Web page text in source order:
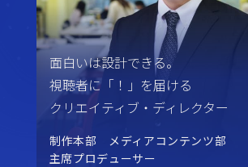
面白いは設計できる。
視聴者に「！」を届ける
クリエイティブ・ディレクター
制作本部 メディアコンテンツ部
主席プロデューサー